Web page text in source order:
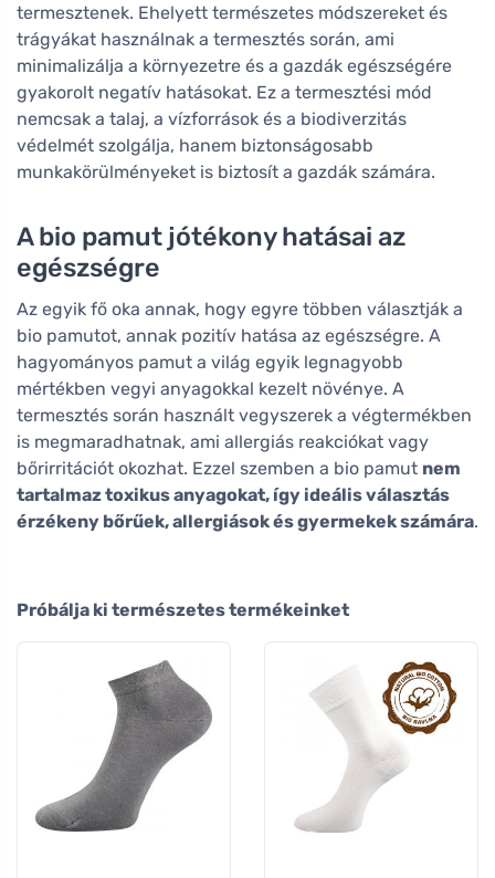
termesztenek. Ehelyett természetes módszereket és
trágyákat használnak a termesztés során, ami
minimalizálja a környezetre és a gazdák egészségére
gyakorolt negatív hatásokat. Ez a termesztési mód
nemcsak a talaj, a vízforrások és a biodiverzitás
védelmét szolgálja, hanem biztonságosabb
munkakörülményeket is biztosít a gazdák számára.
A bio pamut jótékony hatásai az
egészségre
Az egyik fő oka annak, hogy egyre többen választják a
bio pamutot, annak pozitív hatása az egészségre. A
hagyományos pamut a világ egyik legnagyobb
mértékben vegyi anyagokkal kezelt növénye. A
termesztés során használt vegyszerek a végtermékben
is megmaradhatnak, ami allergiás reakciókat vagy
bőrirritációt okozhat. Ezzel szemben a bio pamut nem
tartalmaz toxikus anyagokat, így ideális választás
érzékeny bőrűek, allergiások és gyermekek számára.
Próbálja ki természetes termékeinket